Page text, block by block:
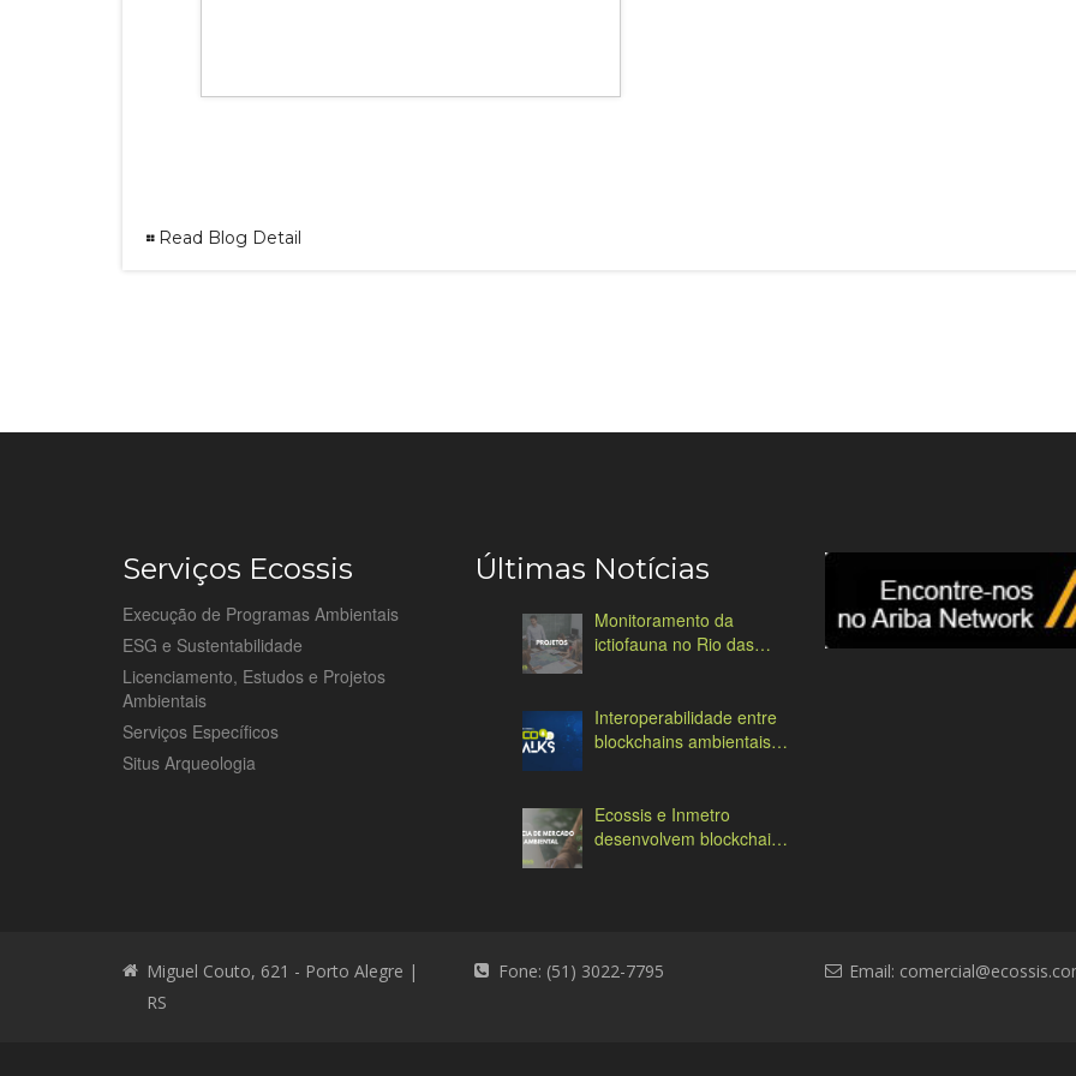
Read Blog Detail
Serviços Ecossis
Execução de Programas Ambientais
ESG e Sustentabilidade
Licenciamento, Estudos e Projetos
Ambientais
Serviços Específicos
Situs Arqueologia
Últimas Notícias
Monitoramento da
ictiofauna no Rio das
Interoperabilidade entre
blockchains ambientais:
Ecossis e Inmetro
desenvolvem blockchain
Miguel Couto, 621 - Porto Alegre |
RS
Fone: (51) 3022-7795 Email: